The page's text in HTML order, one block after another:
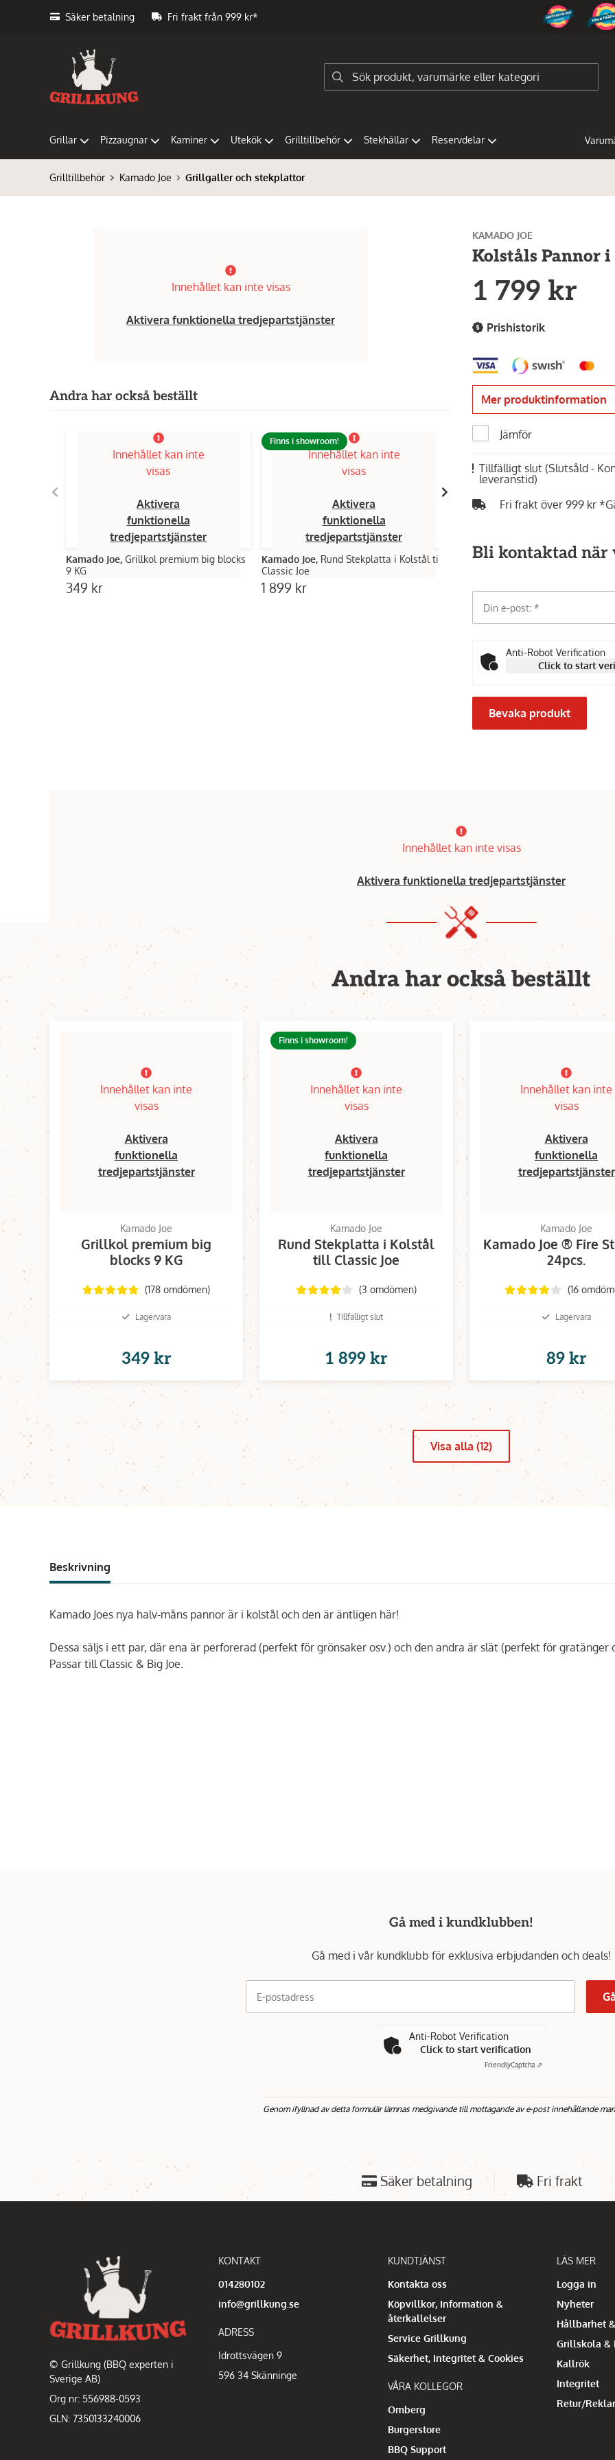
Säker betalning Fri frakt från 999 kr*
Grillar Pizzaugnar Kaminer Utekök Grilltillbehör Stekhällar Reservdelar
Grilltillbehör Kamado Joe Grillgaller och stekplattor
Innehållet kan inte visas
Aktivera funktionella tredjepartstjänster
Andra har också beställt
Innehållet kan inte
visas
Aktivera
funktionella
tredjepartstjänster
Kamado Joe, Grillkol premium big blocks
9 KG
349 kr
Finns i showroom!
Innehållet kan inte
visas
Aktivera
funktionella
tredjepartstjänster
Kamado Joe, Rund Stekplatta i Kolstål till
Classic Joe
1 899 kr
Innehållet kan inte
visas
Aktivera
Kamado Joe,Kamado Joe ® Fire
89 kr
KAMADO JOE
Kolståls Pannor
1 799 kr
Prishistorik
Mer produktinformation
Jämför
Tillfälligt slut (Slutsåld -
leveranstid)
Fri frakt över 999 kr
Bli kontaktad när
Din e-post:
Anti-Robot Verification
Click to start
Bevaka produkt
Innehållet kan inte visas
Aktivera funktionella tredjepartstjänster
Andra har också beställt
Innehållet kan inte
visas
Aktivera
funktionella
tredjepartstjänster
Kamado Joe
Grillkol premium big
blocks 9 KG
(178 omdömen)
Lagervara
349 kr
Finns i showroom!
Innehållet kan inte
visas
Aktivera
funktionella
tredjepartstjänster
Kamado Joe
Rund Stekplatta i Kolstål
till Classic Joe
(3 omdömen)
Tillfälligt slut
1 899 kr
Innehållet kan inte
visas
Aktivera
funktionella
tredjepartstjänster
Kamado Joe
Kamado Joe ® Fire
24pcs.
(16
Lagervara
89 kr
Visa alla (12)
Beskrivning
Kamado Joes nya halv-måns pannor är i kolstål och den är äntligen här!
Dessa säljs i ett par, där ena är perforerad (perfekt för grönsaker osv.) och den andra är slät (perfekt för gratänger
Passar till Classic & Big Joe.
Gå med i kundklubben!
Gå med i vår kundklubb för exklusiva erbjudanden och deals!
E-postadress
Anti-Robot Verification
Click to start verification
FriendlyCaptcha ⇗
Genom ifyllnad av detta formulär lämnas medgivande till mottagande av e-post innehållande
Säker betalning Fri frakt
© Grillkung (BBQ experten i
Sverige AB)
Org nr: 556988-0593
GLN: 7350133240006
KONTAKT
014280102
info@grillkung.se
ADRESS
Idrottsvägen 9
596 34 Skänninge
KUNDTJÄNST
Kontakta oss
Köpvillkor, Information &
återkallelser
Service Grillkung
Säkerhet, Integritet & Cookies
VÅRA KOLLEGOR
Omberg
Burgerstore
BBQ Support
LÄS MER
Logga in
Nyheter
Hållbarhet
Grillskola &
Kallrök
Integritet
Retur/